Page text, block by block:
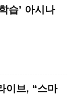
습’ 아시나
이브, “스마